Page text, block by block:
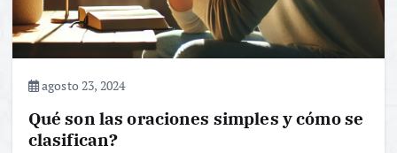
agosto 23, 2024
Qué son las oraciones simples y cómo se
clasifican?